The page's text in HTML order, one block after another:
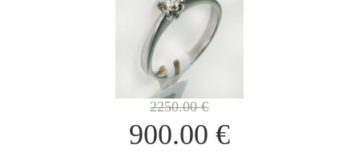
2250.00€
900.00 €